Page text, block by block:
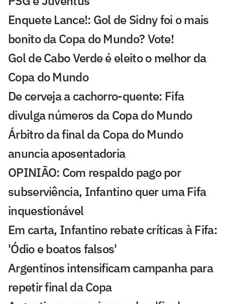
Enquete Lance!: Gol de Sidny foi o mais
bonito da Copa do Mundo? Vote!
Gol de Cabo Verde é eleito o melhor da
Copa do Mundo
De cerveja a cachorro-quente: Fifa
divulga números da Copa do Mundo
Árbitro da final da Copa do Mundo
anuncia aposentadoria
OPINIÃO: Com respaldo pago por
subserviência, Infantino quer uma Fifa
inquestionável
Em carta, Infantino rebate críticas à Fifa:
'Ódio e boatos falsos'
Argentinos intensificam campanha para
repetir final da Copa